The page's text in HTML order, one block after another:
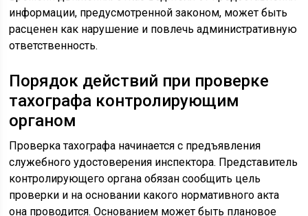
информации, предусмотренной законом, может быть
расценен как нарушение и повлечь административную
ответственность.
Порядок действий при проверке
тахографа контролирующим
органом
Проверка тахографа начинается с предъявления
служебного удостоверения инспектора. Представитель
контролирующего органа обязан сообщить цель
проверки и на основании какого нормативного акта
она проводится. Основанием может быть плановое